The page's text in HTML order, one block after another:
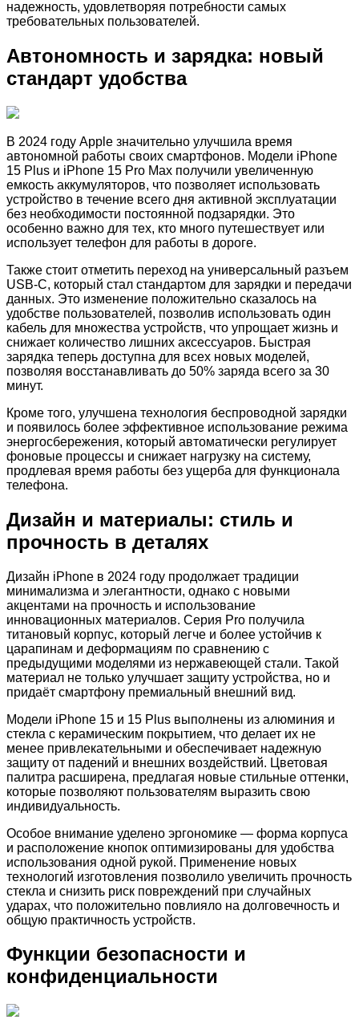
надежность, удовлетворяя потребности самых
требовательных пользователей.
Автономность и зарядка: новый
стандарт удобства
В 2024 году Apple значительно улучшила время
автономной работы своих смартфонов. Модели iPhone
15 Plus и iPhone 15 Pro Max получили увеличенную
емкость аккумуляторов, что позволяет использовать
устройство в течение всего дня активной эксплуатации
без необходимости постоянной подзарядки. Это
особенно важно для тех, кто много путешествует или
использует телефон для работы в дороге.
Также стоит отметить переход на универсальный разъем
USB-C, который стал стандартом для зарядки и передачи
данных. Это изменение положительно сказалось на
удобстве пользователей, позволив использовать один
кабель для множества устройств, что упрощает жизнь и
снижает количество лишних аксессуаров. Быстрая
зарядка теперь доступна для всех новых моделей,
позволяя восстанавливать до 50% заряда всего за 30
минут.
Кроме того, улучшена технология беспроводной зарядки
и появилось более эффективное использование режима
энергосбережения, который автоматически регулирует
фоновые процессы и снижает нагрузку на систему,
продлевая время работы без ущерба для функционала
телефона.
Дизайн и материалы: стиль и
прочность в деталях
Дизайн iPhone в 2024 году продолжает традиции
минимализма и элегантности, однако с новыми
акцентами на прочность и использование
инновационных материалов. Серия Pro получила
титановый корпус, который легче и более устойчив к
царапинам и деформациям по сравнению с
предыдущими моделями из нержавеющей стали. Такой
материал не только улучшает защиту устройства, но и
придаёт смартфону премиальный внешний вид.
Модели iPhone 15 и 15 Plus выполнены из алюминия и
стекла с керамическим покрытием, что делает их не
менее привлекательными и обеспечивает надежную
защиту от падений и внешних воздействий. Цветовая
палитра расширена, предлагая новые стильные оттенки,
которые позволяют пользователям выразить свою
индивидуальность.
Особое внимание уделено эргономике — форма корпуса
и расположение кнопок оптимизированы для удобства
использования одной рукой. Применение новых
технологий изготовления позволило увеличить прочность
стекла и снизить риск повреждений при случайных
ударах, что положительно повлияло на долговечность и
общую практичность устройств.
Функции безопасности и
конфиденциальности